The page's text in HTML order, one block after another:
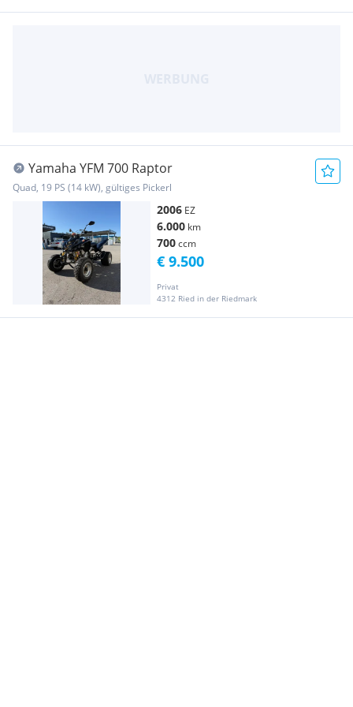
Yamaha YFM 700 Raptor
Quad, 19 PS (14 kW), gültiges Pickerl
2006 EZ
6.000 km
700ccm
Privat
4312 Ried in der Riedmark
€ 9.500